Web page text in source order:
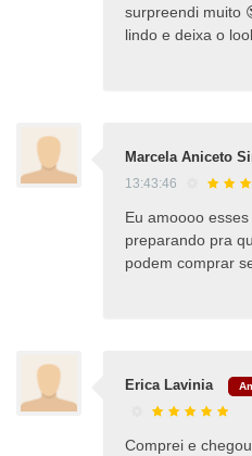
surpreendi muito
lindo e deixa o
Marcela Aniceto
13:43:46
Eu amoooo
preparando pra
podem comprar
Erica Lavinia
Comprei e